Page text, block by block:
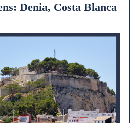
Denia, Costa Blanca